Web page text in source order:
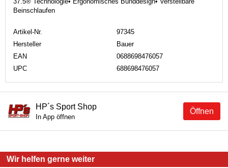
Beinschlaufen
Artikel-Nr.
97345
Hersteller
Bauer
EAN
0688698476057
UPC
688698476057
Öffnen
HP´s Sport Shop
In App öffnen
Wir helfen gerne weiter